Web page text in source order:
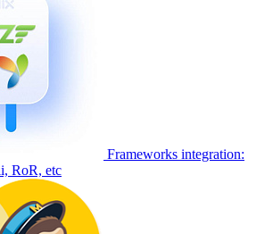
Frameworks integration:
RoR, etc